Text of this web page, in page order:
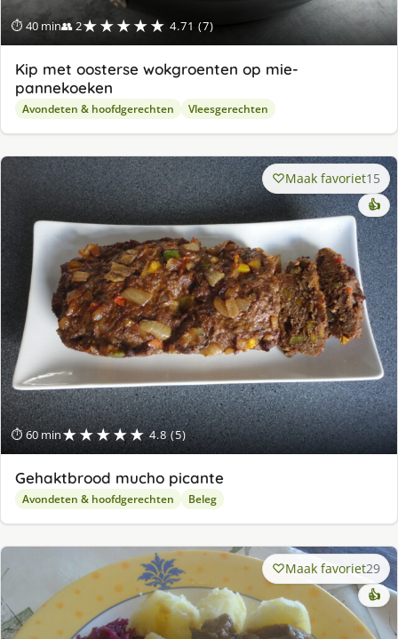
⏱ 40 min👥 2★★★★★ 4.71 (7)
Kip met oosterse wokgroenten op mie-
pannekoeken
Avondeten & hoofdgerechten Vleesgerechten
⏱ 60 min★★★★★ 4.8 (5)
Maak favoriet15
👍
Gehaktbrood mucho picante
Avondeten & hoofdgerechten Beleg
Maak favoriet29
👍